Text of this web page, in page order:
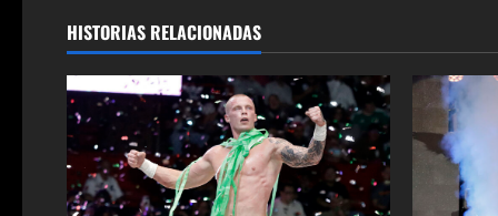
g
a
c
i
HISTORIAS RELACIONADAS